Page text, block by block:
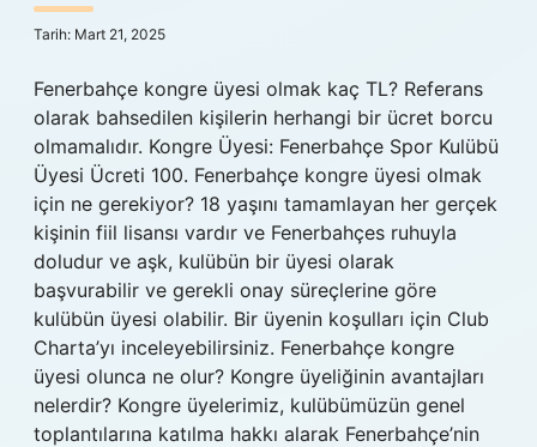
Tarih: Mart 21, 2025
Fenerbahçe kongre üyesi olmak kaç TL? Referans
olarak bahsedilen kişilerin herhangi bir ücret borcu
olmamalıdır. Kongre Üyesi: Fenerbahçe Spor Kulübü
Üyesi Ücreti 100. Fenerbahçe kongre üyesi olmak
için ne gerekiyor? 18 yaşını tamamlayan her gerçek
kişinin fiil lisansı vardır ve Fenerbahçes ruhuyla
doludur ve aşk, kulübün bir üyesi olarak
başvurabilir ve gerekli onay süreçlerine göre
kulübün üyesi olabilir. Bir üyenin koşulları için Club
Charta’yı inceleyebilirsiniz. Fenerbahçe kongre
üyesi olunca ne olur? Kongre üyeliğinin avantajları
nelerdir? Kongre üyelerimiz, kulübümüzün genel
toplantılarına katılma hakkı alarak Fenerbahçe’nin